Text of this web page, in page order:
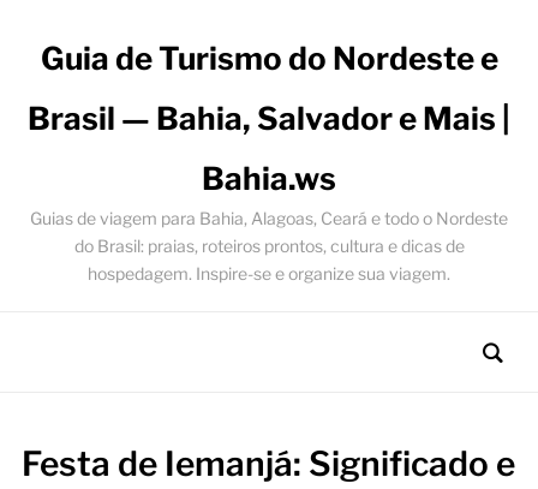
Guia de Turismo do Nordeste e
Brasil — Bahia, Salvador e Mais |
Bahia.ws
Guias de viagem para Bahia, Alagoas, Ceará e todo o Nordeste
do Brasil: praias, roteiros prontos, cultura e dicas de
hospedagem. Inspire-se e organize sua viagem.
Festa de Iemanjá: Significado e